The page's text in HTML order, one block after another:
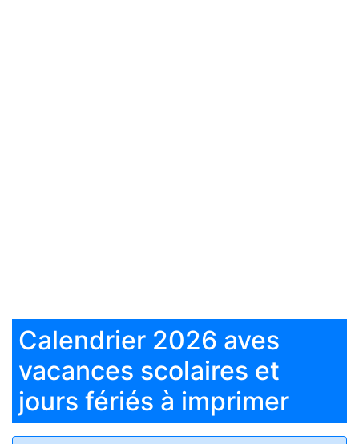
Calendrier 2026 aves
vacances scolaires et
jours fériés à imprimer